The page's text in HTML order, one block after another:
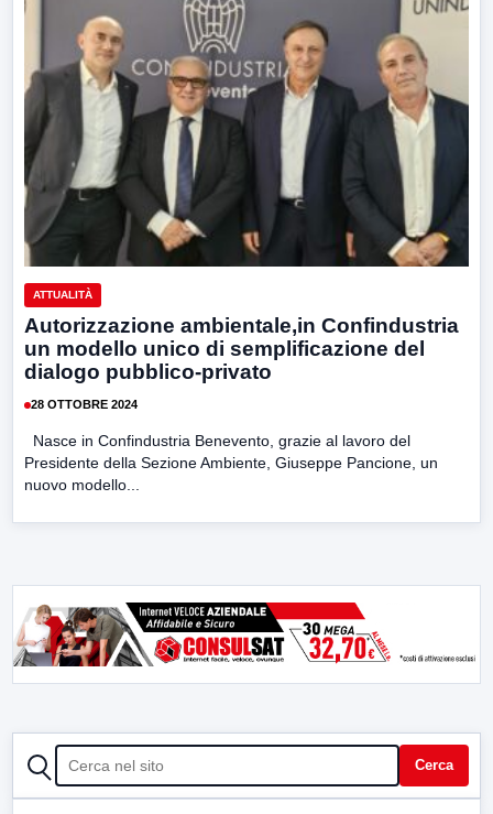
ATTUALITÀ
Autorizzazione ambientale,in Confindustria
un modello unico di semplificazione del
dialogo pubblico-privato
28 OTTOBRE 2024
Nasce in Confindustria Benevento, grazie al lavoro del
Presidente della Sezione Ambiente, Giuseppe Pancione, un
nuovo modello...
CERCA Cerca